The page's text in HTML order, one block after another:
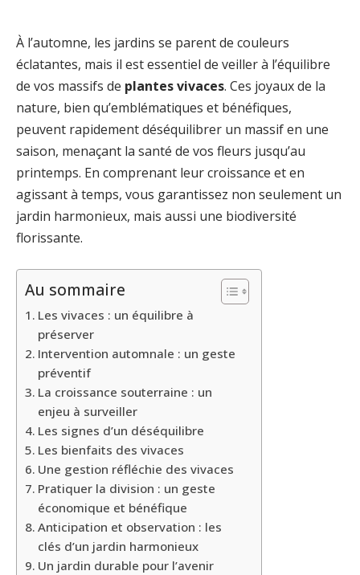
À l’automne, les jardins se parent de couleurs
éclatantes, mais il est essentiel de veiller à l’équilibre
de vos massifs de plantes vivaces. Ces joyaux de la
nature, bien qu’emblématiques et bénéfiques,
peuvent rapidement déséquilibrer un massif en une
saison, menaçant la santé de vos fleurs jusqu’au
printemps. En comprenant leur croissance et en
agissant à temps, vous garantissez non seulement un
jardin harmonieux, mais aussi une biodiversité
florissante.
Au sommaire
Les vivaces : un équilibre à
préserver
Intervention automnale : un geste
préventif
La croissance souterraine : un
enjeu à surveiller
Les signes d’un déséquilibre
Les bienfaits des vivaces
Une gestion réfléchie des vivaces
Pratiquer la division : un geste
économique et bénéfique
Anticipation et observation : les
clés d’un jardin harmonieux
Un jardin durable pour l’avenir